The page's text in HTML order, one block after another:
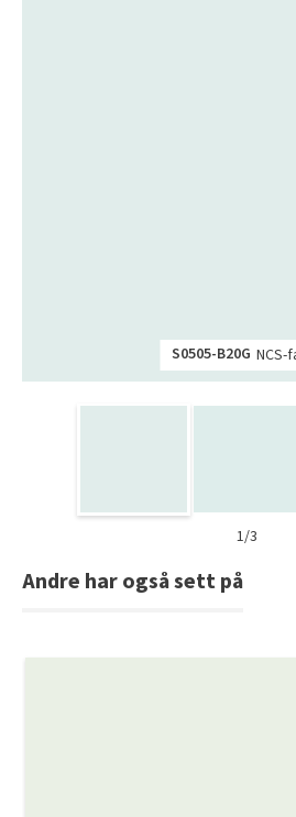
S0505-B20G NCS-
1/3
Andre har også sett på